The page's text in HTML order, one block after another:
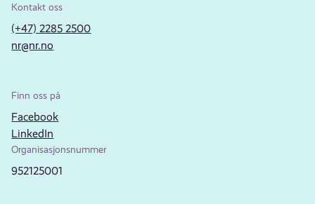
Kontakt oss
(+47) 2285 2500
nr@nr.no
Finn oss på
Facebook
LinkedIn
Organisasjonsnummer
952125001